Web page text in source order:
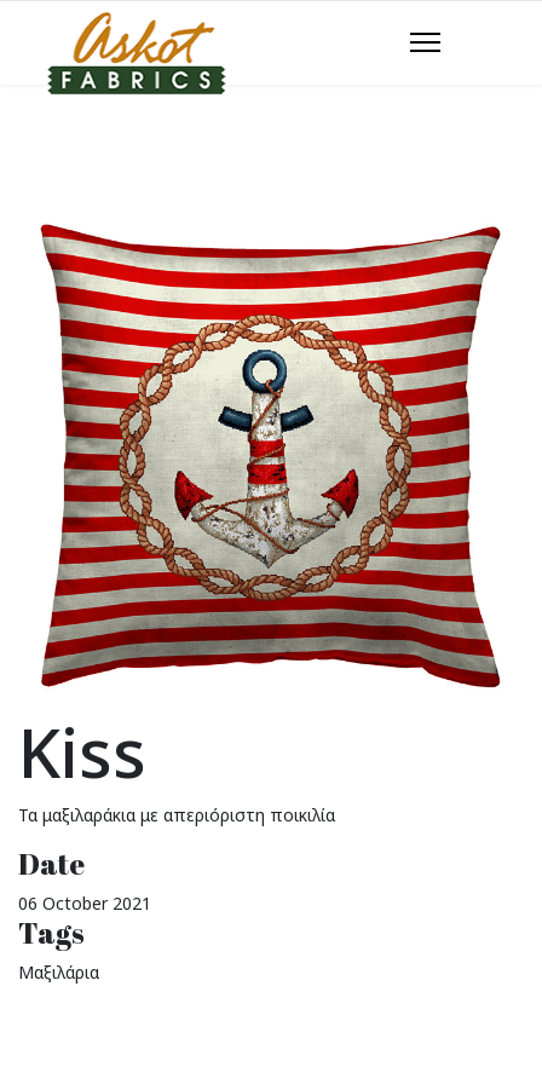
Kiss
Τα μαξιλαράκια με απεριόριστη ποικιλία
Date
06 October 2021
Tags
Μαξιλάρια